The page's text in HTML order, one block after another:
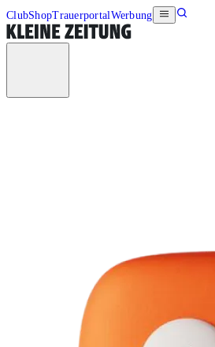
ClubShopTrauerportalWerbung